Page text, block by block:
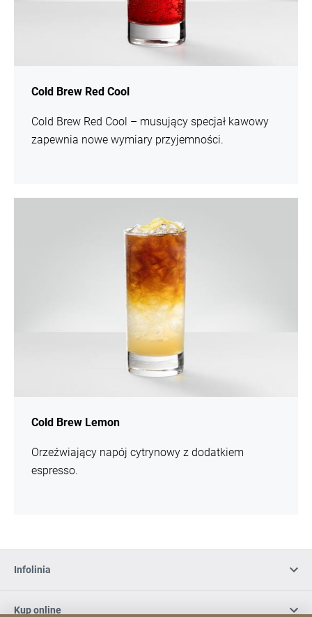
Cold Brew Red Cool
Cold Brew Red Cool – musujący specjał kawowy
zapewnia nowe wymiary przyjemności.
Cold Brew Lemon
Orzeźwiający napój cytrynowy z dodatkiem
espresso.
Infolinia
Kup online